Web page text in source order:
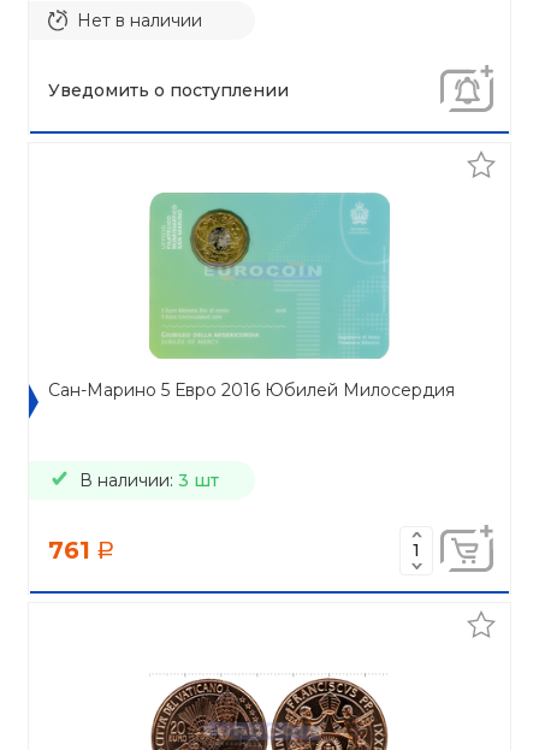
Нет в наличии
Уведомить о поступлении
Сан-Марино 5 Евро 2016 Юбилей Милосердия
В наличии: 3 шт
761 a